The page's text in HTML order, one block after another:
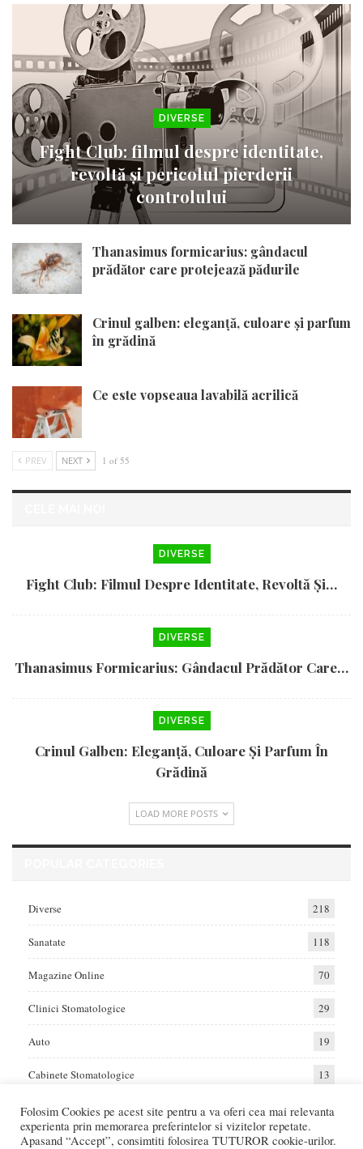
DIVERSE
Fight Club: filmul despre identitate,
revoltă și pericolul pierderii
controlului
Thanasimus formicarius: gândacul
prădător care protejează pădurile
Crinul galben: eleganță, culoare și parfum
în grădină
Ce este vopseaua lavabilă acrilică
PREV NEXT 1 of 55
DIVERSE
Fight Club: Filmul Despre Identitate, Revoltă Și…
DIVERSE
Thanasimus Formicarius: Gândacul Prădător Care…
DIVERSE
Crinul Galben: Eleganță, Culoare Și Parfum În
Grădină
LOAD MORE POSTS
Diverse 218
Sanatate 118
Magazine Online 70
Clinici Stomatologice 29
Auto 19
Cabinete Stomatologice 13
Home Auto Diverse Sanatate
Folosim Cookies pe acest site pentru a va oferi cea mai relevanta
experienta prin memorarea preferintelor si vizitelor repetate.
Apasand “Accept”, consimtiti folosirea TUTUROR cookie-urilor.